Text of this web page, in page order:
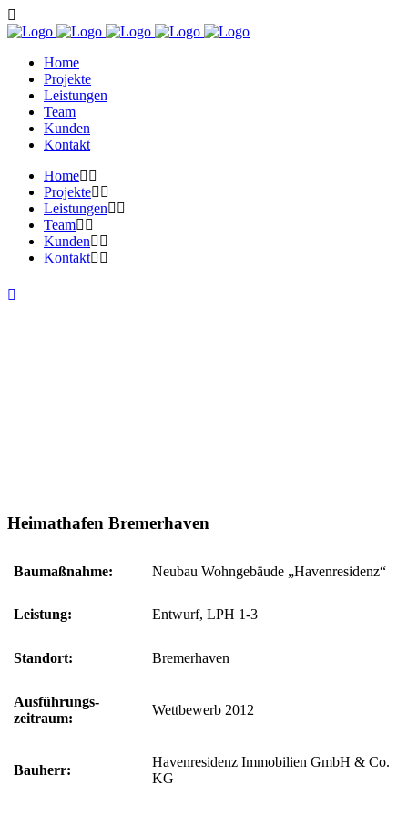
Home
Projekte
Leistungen
Team
Kunden
Kontakt
Home
Projekte
Leistungen
Team
Kunden
Kontakt
Heimathafen Bremerhaven
Bau­maßnahme: Neubau Wohngebäude „Havenresidenz“
Leistung: Entwurf, LPH 1-3
Standort: Bremerhaven
Ausführungs­
zeitraum:
Wettbewerb 2012
Bauherr:
Havenresidenz Immobilien GmbH & Co.
KG